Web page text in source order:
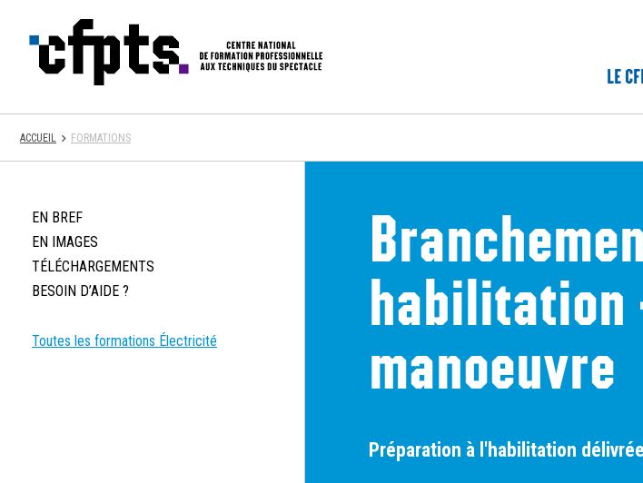
LE
ACCUEIL FORMATIONS
EN BREF
EN IMAGES
TÉLÉCHARGEMENTS
BESOIN D’AIDE ?
Toutes les formations Électricité
habilitation
manoeuvre
Préparation à l'habilitation